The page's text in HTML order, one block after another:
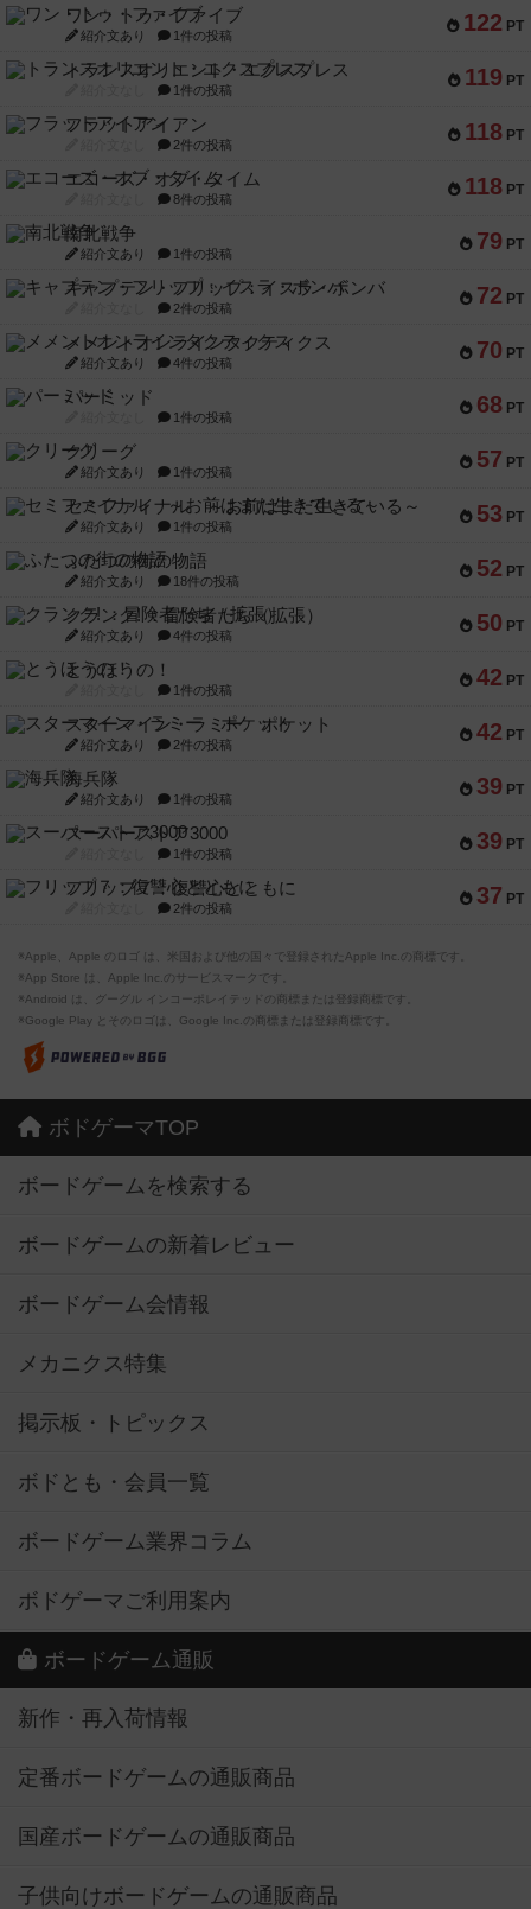
122 PT
ワン・トゥ・ファイブ
紹介文あり 1件の投稿
119 PT
トランスオリエント・エクスプレス
1件の投稿
118 PT
フラットアイアン
2件の投稿
118 PT
エコーズ・オブ・タイム
8件の投稿
79 PT
南北戦争
紹介文あり 1件の投稿
72 PT
キャプテン・フリップ：イスラ・ボンバ
2件の投稿
70 PT
メメントオンラインタクティクス
紹介文あり 4件の投稿
68 PT
パーミッド
1件の投稿
57 PT
クリーグ
紹介文あり 1件の投稿
53 PT
セミファイナル ～お前はまだ生きている～
紹介文あり 1件の投稿
52 PT
ふたつの街の物語
紹介文あり 18件の投稿
50 PT
クランク! ：冒険者たち（拡張）
紹介文あり 4件の投稿
42 PT
とうほうの！
1件の投稿
42 PT
スターマイン・ラミー ポケット
紹介文あり 2件の投稿
39 PT
海兵隊
紹介文あり 1件の投稿
39 PT
スーパーストア3000
1件の投稿
37 PT
フリップ７：復讐心とともに
2件の投稿
※Apple、Apple のロゴ は、米国および他の国々で登録されたApple Inc.の商標です。
※App Store は、Apple Inc.のサービスマークです。
※Android は、グーグル インコーポレイテッドの商標または登録商標です。
※Google Play とそのロゴは、Google Inc.の商標または登録商標です。
ボドゲーマTOP
ボードゲームを検索する
ボードゲームの新着レビュー
ボードゲーム会情報
メカニクス特集
掲示板・トピックス
ボドとも・会員一覧
ボードゲーム業界コラム
ボドゲーマご利用案内
ボードゲーム通販
新作・再入荷情報
定番ボードゲームの通販商品
国産ボードゲームの通販商品
子供向けボードゲームの通販商品